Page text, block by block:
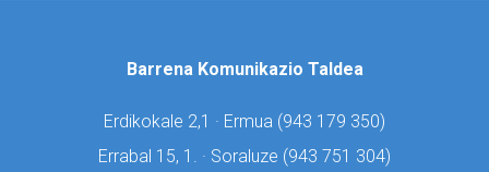
Barrena Komunikazio Taldea
Erdikokale 2,1 · Ermua (943 179 350)
Errabal 15, 1. · Soraluze (943 751 304)